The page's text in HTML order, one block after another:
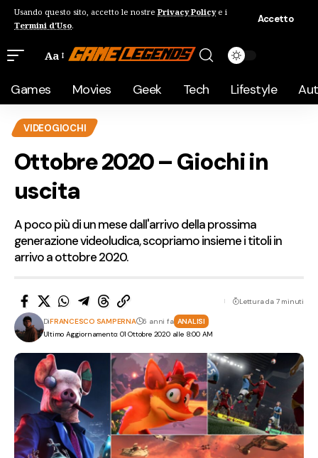
Usando questo sito, accetto le nostre Privacy Policye i
Termini d'Uso.
Accetto
Aa
Games Movies Geek Tech Lifestyle
VIDEOGIOCHI
Ottobre 2020 – Giochi in
uscita
A poco più di un mese dall'arrivo della prossima
generazione videoludica, scopriamo insieme i titoli in
arrivo a ottobre 2020.
Ultimo Aggiornamento: 01 Ottobre 2020 alle 8:00 AM
DiFRANCESCO SAMPERNA 6 anni fa ANALISI
Lettura da 7 minuti